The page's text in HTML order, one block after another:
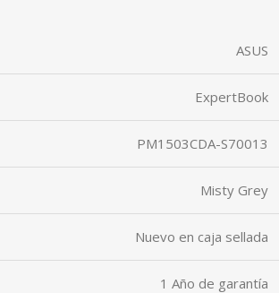
ASUS
ExpertBook
PM1503CDA-S70013
Misty Grey
Nuevo en caja sellada
1 Año de garantía